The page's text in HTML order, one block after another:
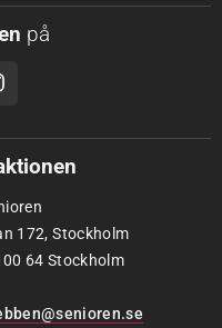
på
172, Stockholm
64 Stockholm